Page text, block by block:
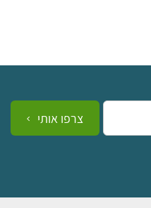
צרפו אותי